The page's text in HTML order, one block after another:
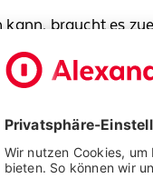
braucht es
Vor- und
sie benötigen.
lernt, wie